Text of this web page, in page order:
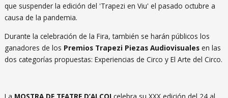
que suspender la edición del 'Trapezi en Viu' el pasado octubre a
causa de la pandemia.
Durante la celebración de la Fira, también se harán públicos los
ganadores de los Premios Trapezi Piezas Audiovisualesen las
dos categorías propuestas: Experiencias de Circo y El Arte del Circo.